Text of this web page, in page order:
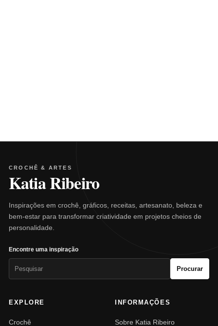
CROCHÊ & ARTES
Katia Ribeiro
Inspirações em crochê, gráficos, receitas, artesanato, beleza e
bem-estar para transformar criatividade em projetos cheios de
personalidade.
Encontre uma inspiração
Procurar
EXPLORE
Crochê
INFORMAÇÕES
Sobre Katia Ribeiro